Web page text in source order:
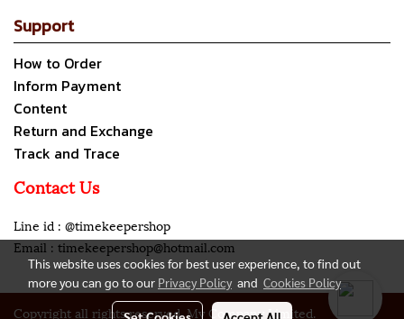
Support
How to Order
Inform Payment
Content
Return and Exchange
Track and Trace
Contact Us
Line id : @timekeepershop
Email : timekeepershop@hotmail.com
Copyright all rights reserved. My Company Limited.
This website uses cookies for best user experience, to find out
more you can go to our Privacy Policy and Cookies Policy